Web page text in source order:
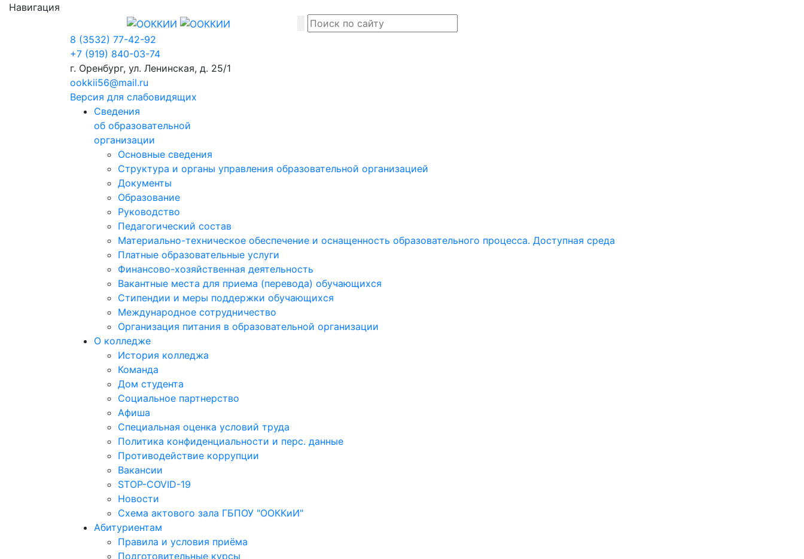
Навигация
8 (3532) 77-42-92
+7 (919) 840-03-74
г. Оренбург, ул. Ленинская, д. 25/1
ookkii56@mail.ru
Версия для слабовидящих
Сведения
об образовательной
организации
Основные сведения
Структура и органы управления образовательной организацией
Документы
Образование
Руководство
Педагогический состав
Материально-техническое обеспечение и оснащенность образовательного процесса. Доступная среда
Платные образовательные услуги
Финансово-хозяйственная деятельность
Вакантные места для приема (перевода) обучающихся
Стипендии и меры поддержки обучающихся
Международное сотрудничество
Организация питания в образовательной организации
О колледже
История колледжа
Команда
Дом студента
Социальное партнерство
Афиша
Специальная оценка условий труда
Политика конфиденциальности и перс. данные
Противодействие коррупции
Вакансии
STOP-COVID-19
Новости
Схема актового зала ГБПОУ "ООККиИ"
Абитуриентам
Правила и условия приёма
Подготовительные курсы